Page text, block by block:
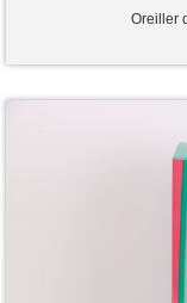
Oreiller